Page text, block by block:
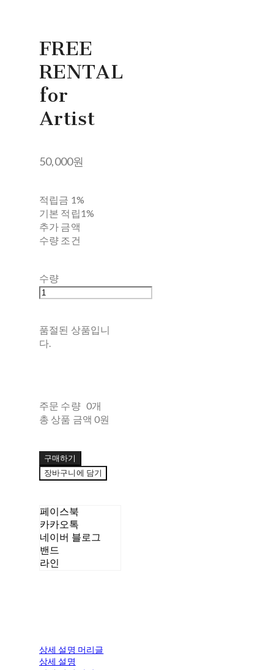
FREE
RENTAL
for
Artist
50,000원
적립금 1%
기본 적립1%
추가 금액
수량 조건
수량
품절된 상품입니
다.
주문 수량 0개
총 상품 금액 0원
구매하기
장바구니에 담기
페이스북
카카오톡
네이버 블로그
밴드
라인
상세 설명 머리글
상세 설명